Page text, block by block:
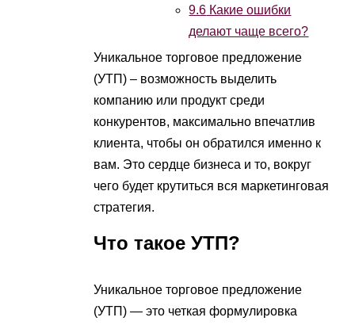
9.6 Какие ошибки
делают чаще всего?
Уникальное торговое предложение
(УТП) – возможность выделить
компанию или продукт среди
конкурентов, максимально впечатлив
клиента, чтобы он обратился именно к
вам. Это сердце бизнеса и то, вокруг
чего будет крутиться вся маркетинговая
стратегия.
Что такое УТП?
Уникальное торговое предложение
(УТП) — это четкая формулировка